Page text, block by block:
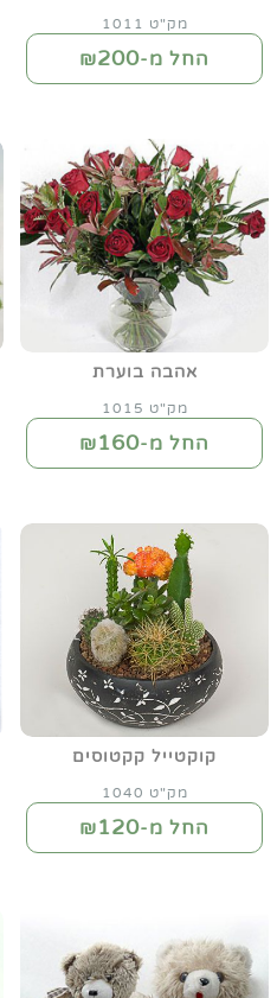
מק"ט 1011
החל מ-₪200
אהבה בוערת
מק"ט 1015
החל מ-₪160
קוקטייל קקטוסים
מק"ט 1040
החל מ-₪120